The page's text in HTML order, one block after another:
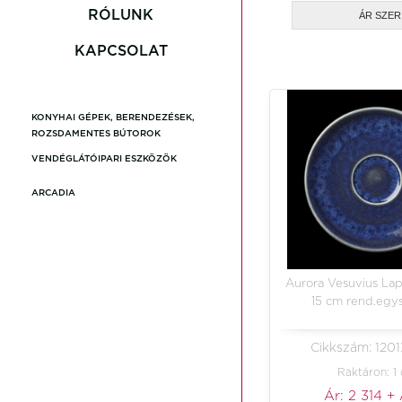
RÓLUNK
KAPCSOLAT
KONYHAI GÉPEK, BERENDEZÉSEK,
ROZSDAMENTES BÚTOROK
VENDÉGLÁTÓIPARI ESZKÖZÖK
ARCADIA
Carolyn
Loxia
Stone
Akciós
ÁR
Aurora Vesuvius
15 cm
Cikkszám:
Raktáron: 1
Ár: 2 314 +